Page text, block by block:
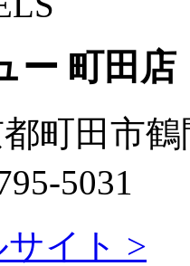
ー 町田店
町田市鶴
5031
イト >